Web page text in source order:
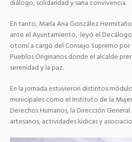
diálogo, solidaridad y sana convivencia.
En tanto, María Ana González
ante el Ayuntamiento, leyó el
otomí a cargo del Consejo Supremo
Pueblos Originarios donde el alcalde
serenidad y la paz.
En la jornada estuvieron distintos
municipales como el Instituto de la
Derechos Humanos, la Dirección
artesanos, actividades lúdicas y